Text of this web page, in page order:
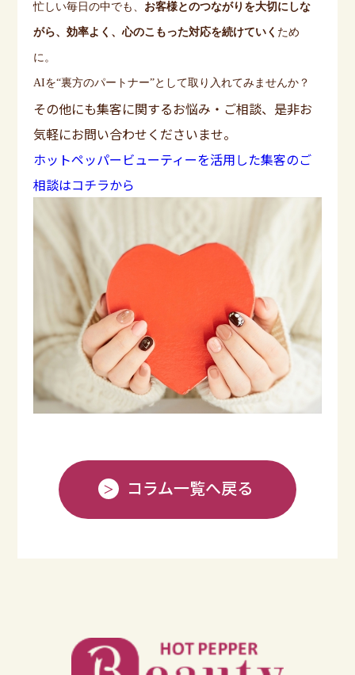
忙しい毎日の中でも、 お客様とのつながりを大切にしな
がら、効率よく、心のこもった対応を続けていく ため
に。
AIを“裏方のパートナー”として取り入れてみませんか？
その他にも集客に関するお悩み・ご相談、是非お
気軽にお問い合わせくださいませ。
ホットペッパービューティーを活用した集客のご
相談はコチラから
コラム一覧へ戻る